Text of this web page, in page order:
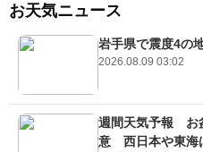
お天気ニュース
岩手県で震度4の
2026.08.09 03:02
週間天気予報 お
意 西日本や東海